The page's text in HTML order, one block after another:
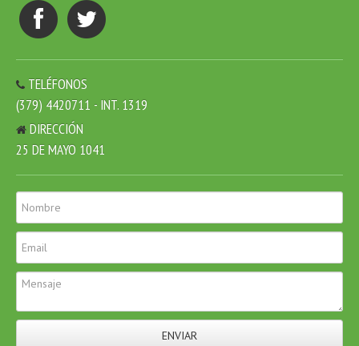
TELÉFONOS
(379) 4420711 - INT. 1319
DIRECCIÓN
25 DE MAYO 1041
ENVIAR